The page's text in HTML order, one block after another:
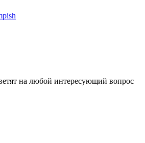
на любой интересующий вопрос